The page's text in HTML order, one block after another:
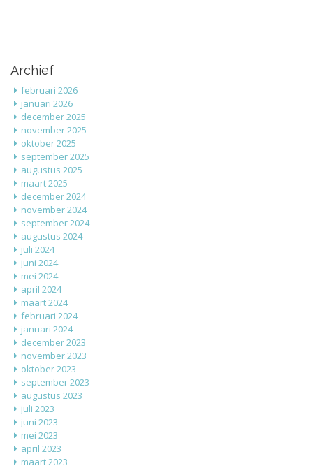
Archief
februari 2026
januari 2026
december 2025
november 2025
oktober 2025
september 2025
augustus 2025
maart 2025
december 2024
november 2024
september 2024
augustus 2024
juli 2024
juni 2024
mei 2024
april 2024
maart 2024
februari 2024
januari 2024
december 2023
november 2023
oktober 2023
september 2023
augustus 2023
juli 2023
juni 2023
mei 2023
april 2023
maart 2023